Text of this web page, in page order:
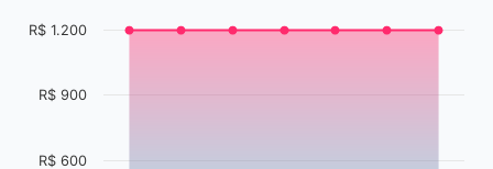
R$ 600
R$ 900
R$ 1.200